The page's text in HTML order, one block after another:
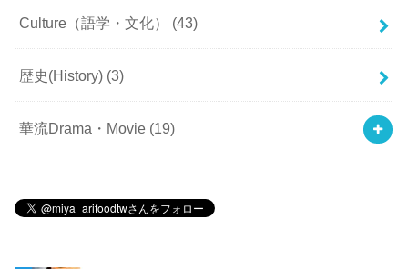
Culture（語学・文化） (43)
歴史(History) (3)
華流Drama・Movie (19)